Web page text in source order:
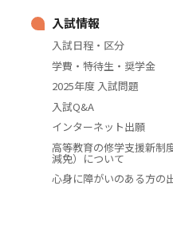
入試情報
入試日程・区分
学費・特待生・奨学金
2025年度 入試問題
入試Q&A
インターネット出願
高等教育の修学支援新制
減免）について
心身に障がいのある方の